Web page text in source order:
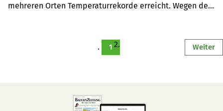
mehreren Orten Temperaturrekorde erreicht. Wegen dem
1 Weiter